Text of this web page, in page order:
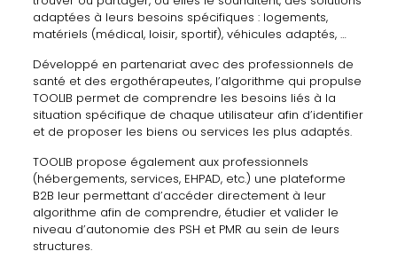
adaptées à leurs besoins spécifiques : logements,
matériels (médical, loisir, sportif), véhicules adaptés, …
Développé en partenariat avec des professionnels de
santé et des ergothérapeutes, l’algorithme qui propulse
TOOLIB permet de comprendre les besoins liés à la
situation spécifique de chaque utilisateur afin d’identifier
et de proposer les biens ou services les plus adaptés.
TOOLIB propose également aux professionnels
(hébergements, services, EHPAD, etc.) une plateforme
B2B leur permettant d’accéder directement à leur
algorithme afin de comprendre, étudier et valider le
niveau d’autonomie des PSH et PMR au sein de leurs
structures.